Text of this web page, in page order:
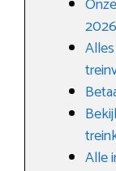
2026
Alle